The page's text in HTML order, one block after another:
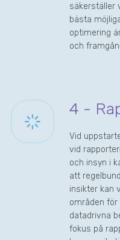
säkerställer
bästa
optimering
och
4 -
Vid
vid
och insyn i
att
insikter kan
områden
datadrivna
fokus på